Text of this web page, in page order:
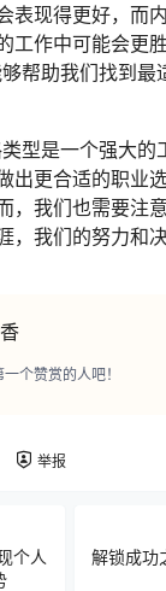
表现得更好，而
工作中可能会更
帮助我们找到最
型是一个强大的
出更合适的职业
，我们也需要注
，我们的努力和决
个赞赏的人吧！
举报
个人
解锁成功